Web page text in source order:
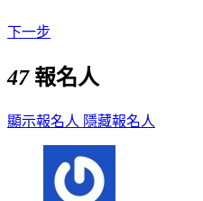
下一步
47報名人
顯示報名人 隱藏報名人